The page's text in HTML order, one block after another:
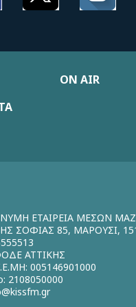
ON AIR
ΕΤΑΙΡΕΙΑ ΜΕΣΩΝ
ΣΟΦΙΑΣ 85, ΜΑΡΟΥΣΙ,
ΑΤΤΙΚΗΣ
005146901000
2108050000